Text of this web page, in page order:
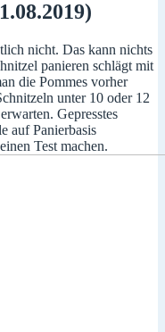
nicht. Das kann nichts
panieren schlägt mit
die Pommes vorher
unter 10 oder 12
Gepresstes
auf Panierbasis
Test machen.